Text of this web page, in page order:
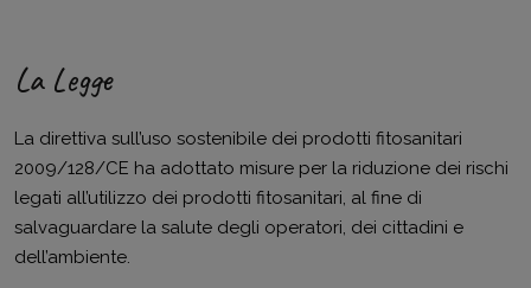
La Legge
La direttiva sull’uso sostenibile dei prodotti fitosanitari
2009/128/CE ha adottato misure per la riduzione dei rischi
legati all’utilizzo dei prodotti fitosanitari, al fine di
salvaguardare la salute degli operatori, dei cittadini e
dell’ambiente.